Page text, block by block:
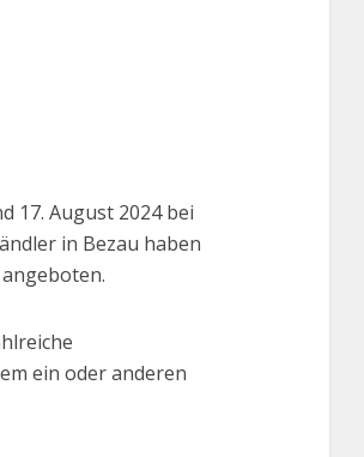
17. August 2024 bei
in Bezau haben
ein oder anderen